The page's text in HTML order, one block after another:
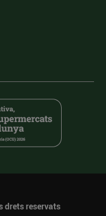
drets reservats